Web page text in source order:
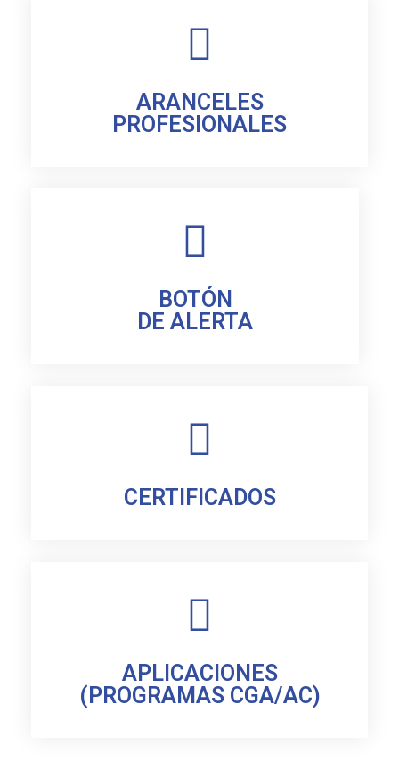
ARANCELES
PROFESIONALES
BOTÓN
DE ALERTA
CERTIFICADOS
APLICACIONES
(PROGRAMAS CGA/AC)